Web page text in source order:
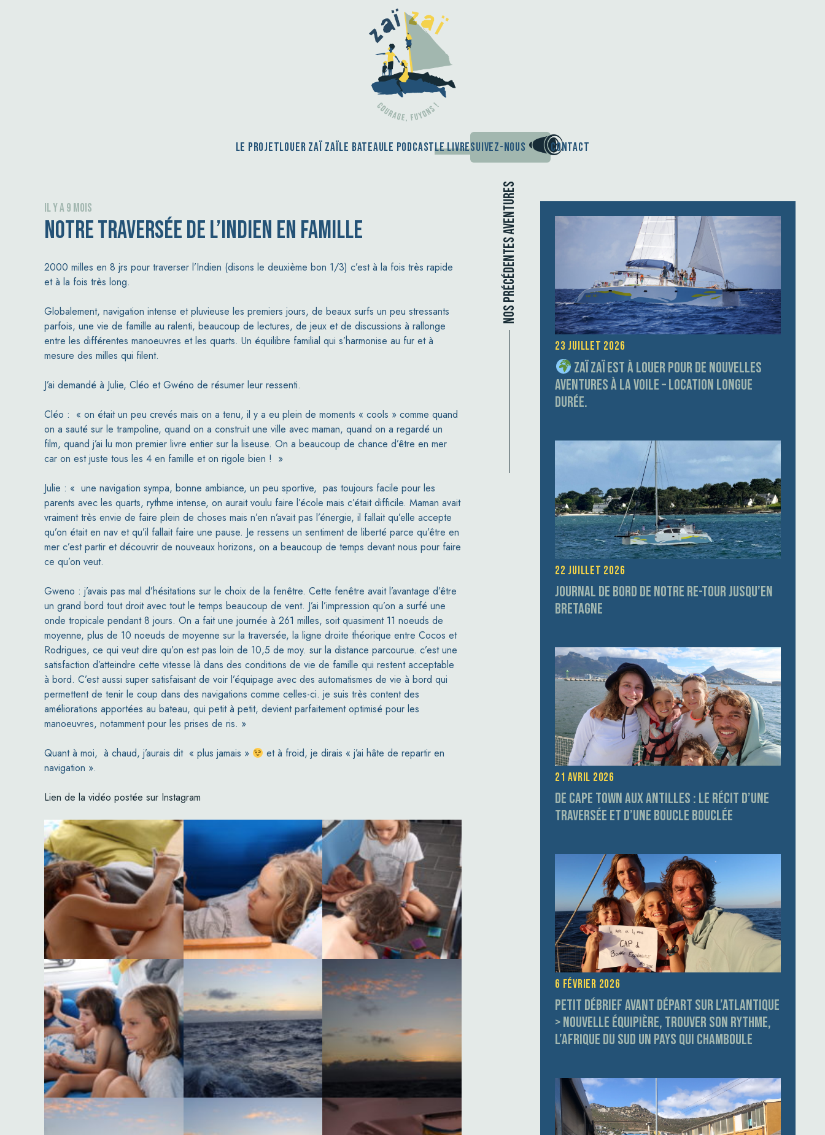
Le projetLouer Zaï ZaïLe bateauLe podcastLe LivreSuivez-nous Contact
il y a 9 mois
NOTRE TRAVERSÉE DE L’INDIEN EN FAMILLE
2000 milles en 8 jrs pour traverser l’Indien (disons le deuxième bon 1/3) c’est à la fois très rapide
et à la fois très long.
Globalement, navigation intense et pluvieuse les premiers jours, de beaux surfs un peu stressants
parfois, une vie de famille au ralenti, beaucoup de lectures, de jeux et de discussions à rallonge
entre les différentes manoeuvres et les quarts. Un équilibre familial qui s’harmonise au fur et à
mesure des milles qui filent.
J’ai demandé à Julie, Cléo et Gwéno de résumer leur ressenti.
Cléo : « on était un peu crevés mais on a tenu, il y a eu plein de moments « cools » comme quand
on a sauté sur le trampoline, quand on a construit une ville avec maman, quand on a regardé un
film, quand j’ai lu mon premier livre entier sur la liseuse. On a beaucoup de chance d’être en mer
car on est juste tous les 4 en famille et on rigole bien ! »
Julie : « une navigation sympa, bonne ambiance, un peu sportive, pas toujours facile pour les
parents avec les quarts, rythme intense, on aurait voulu faire l’école mais c’était difficile. Maman avait
vraiment très envie de faire plein de choses mais n’en n’avait pas l’énergie, il fallait qu’elle accepte
qu’on était en nav et qu’il fallait faire une pause. Je ressens un sentiment de liberté parce qu’être en
mer c’est partir et découvrir de nouveaux horizons, on a beaucoup de temps devant nous pour faire
ce qu’on veut.
Gweno : j’avais pas mal d’hésitations sur le choix de la fenêtre. Cette fenêtre avait l’avantage d’être
un grand bord tout droit avec tout le temps beaucoup de vent. J’ai l’impression qu’on a surfé une
onde tropicale pendant 8 jours. On a fait une journée à 261 milles, soit quasiment 11 noeuds de
moyenne, plus de 10 noeuds de moyenne sur la traversée, la ligne droite théorique entre Cocos et
Rodrigues, ce qui veut dire qu’on est pas loin de 10,5 de moy. sur la distance parcourue. c’est une
satisfaction d’atteindre cette vitesse là dans des conditions de vie de famille qui restent acceptable
à bord. C’est aussi super satisfaisant de voir l’équipage avec des automatismes de vie à bord qui
permettent de tenir le coup dans des navigations comme celles-ci. je suis très content des
améliorations apportées au bateau, qui petit à petit, devient parfaitement optimisé pour les
manoeuvres, notamment pour les prises de ris. »
Quant à moi, à chaud, j’aurais dit « plus jamais »
et à froid, je dirais « j’ai hâte de repartir en
navigation ».
Lien de la vidéo postée sur Instagram
Nos précédentes aventures
23 juillet 2026
Zaï Zaï est à louer pour de nouvelles
aventures à la voile – Location longue
durée.
22 juillet 2026
Journal de bord de notre re-tour jusqu’en
Bretagne
21 avril 2026
De Cape Town aux Antilles : le récit d’une
traversée et d’une boucle bouclée
6 février 2026
Petit débrief avant départ sur l’Atlantique
> Nouvelle équipière, trouver son rythme,
l’Afrique du Sud un pays qui chamboule